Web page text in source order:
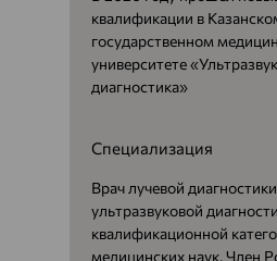
квалификации в
государственном
университете
диагностика»
Специализация
Врач лучевой
ультразвуковой
квалификационной
медицинских наук. Член